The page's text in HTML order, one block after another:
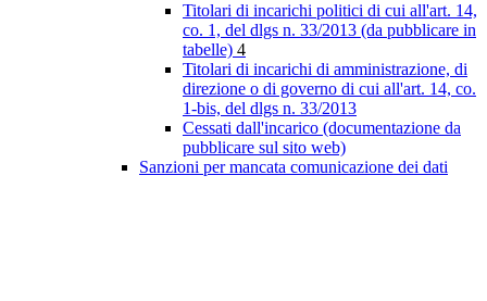
Titolari di incarichi politici di cui all'art. 14,
co. 1, del dlgs n. 33/2013 (da pubblicare in
tabelle) 4
Titolari di incarichi di amministrazione, di
direzione o di governo di cui all'art. 14, co.
1-bis, del dlgs n. 33/2013
Cessati dall'incarico (documentazione da
pubblicare sul sito web)
Sanzioni per mancata comunicazione dei dati